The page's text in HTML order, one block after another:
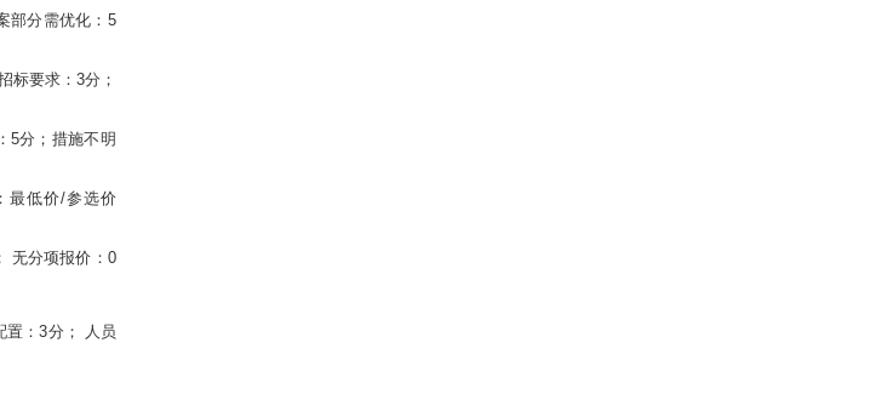
部分需优化：5
标要求：3分；
5分；措施不明
最低价/参选价
无分项报价：0
置：3分； 人员